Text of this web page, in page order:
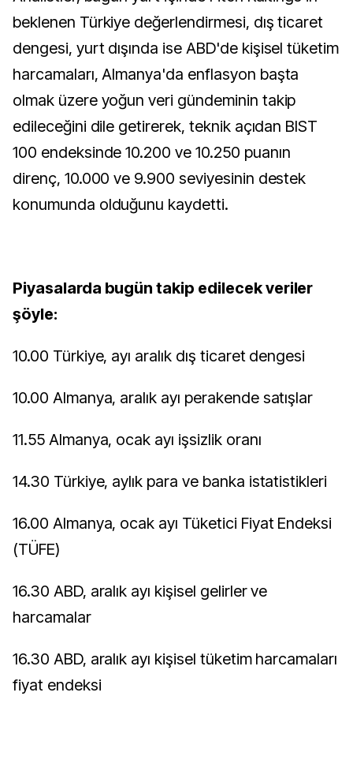
beklenen Türkiye değerlendirmesi, dış ticaret
dengesi, yurt dışında ise ABD'de kişisel tüketim
harcamaları, Almanya'da enflasyon başta
olmak üzere yoğun veri gündeminin takip
edileceğini dile getirerek, teknik açıdan BIST
100 endeksinde 10.200 ve 10.250 puanın
direnç, 10.000 ve 9.900 seviyesinin destek
konumunda olduğunu kaydetti.
Piyasalarda bugün takip edilecek veriler
şöyle:
10.00 Türkiye, ayı aralık dış ticaret dengesi
10.00 Almanya, aralık ayı perakende satışlar
11.55 Almanya, ocak ayı işsizlik oranı
14.30 Türkiye, aylık para ve banka istatistikleri
16.00 Almanya, ocak ayı Tüketici Fiyat Endeksi
(TÜFE)
16.30 ABD, aralık ayı kişisel gelirler ve
harcamalar
16.30 ABD, aralık ayı kişisel tüketim harcamaları
fiyat endeksi